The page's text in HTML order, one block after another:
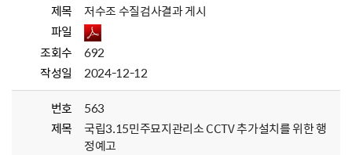
제목
저수조 수질검사결과 게시
파일
조회수
692
작성일
2024-12-12
번호
563
제목
국립3.15민주묘지관리소 CCTV 추가설치를 위한 행
정예고